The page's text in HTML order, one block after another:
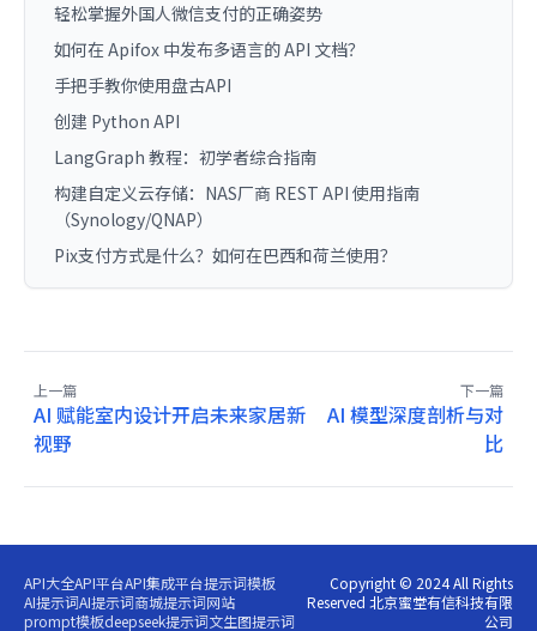
轻松掌握外国人微信支付的正确姿势
如何在 Apifox 中发布多语言的 API 文档？
手把手教你使用盘古API
创建 Python API
LangGraph 教程：初学者综合指南
构建自定义云存储：NAS厂商 REST API 使用指南
（Synology/QNAP）
Pix支付方式是什么？如何在巴西和荷兰使用？
上一篇
AI 赋能室内设计开启未来家居新
视野
下一篇
AI 模型深度剖析与对
比
API大全API平台API集成平台提示词模板
AI提示词AI提示词商城提示词网站
prompt模板deepseek提示词文生图提示词
Copyright © 2024 All Rights
Reserved 北京蜜堂有信科技有限
公司